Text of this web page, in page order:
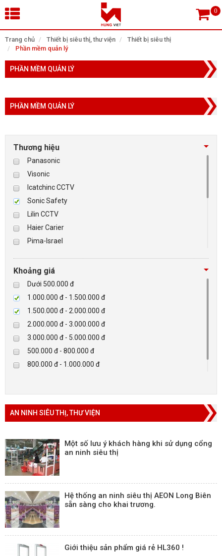
Trang chủ Thiết bị siêu thị, thư viện
Thiết bị siêu thị
Phần mềm quản lý
PHẦN MỀM QUẢN LÝ
PHẦN MỀM QUẢN LÝ
Thương hiệu
Panasonic
Visonic
Icatchinc CCTV
Sonic Safety
Lilin CCTV
Haier Carier
Pima-Israel
Checkpoint
Paradox-Canada
D-max
HIKVISON
Eguard
Khác
Rapiscan
Khoảng giá
Dưới 500.000 đ
1.000.000 đ - 1.500.000 đ
1.500.000 đ - 2.000.000 đ
2.000.000 đ - 3.000.000 đ
3.000.000 đ - 5.000.000 đ
500.000 đ - 800.000 đ
800.000 đ - 1.000.000 đ
AN NINH SIÊU THỊ, THƯ VIỆN
Một số lưu ý khách hàng khi sử dụng cổng
an ninh siêu thị
Hệ thống an ninh siêu thị AEON Long Biên
sẵn sàng cho khai trương.
Giới thiệu sản phẩm giá rẻ HL360 !
×
Tìm theo danh mục
TRANG CHỦ
THIẾT BỊ SIÊU THỊ, THƯ VIỆN
CAMERA GIÁM SÁT
BÁO ĐỘNG, BÁO CHÁY
NHÀ THÔNG MINH
LIÊN HỆ